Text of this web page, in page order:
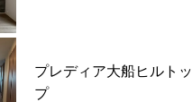
プレディア大船ヒルトッ
プ
パークホームズ大倉山ザ•
テラス
知らせ
談会開催🌙